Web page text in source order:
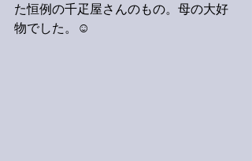
た恒例の千疋屋さんのもの。母の大好
物でした。☺️